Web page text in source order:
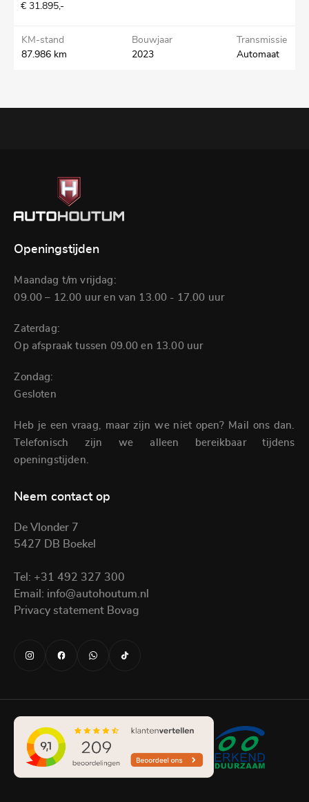
€ 31.895,-
KM-stand
87.986 km
Bouwjaar
2023
Transmissie
Automaat
Openingstijden
Maandag t/m vrijdag:
09.00 – 12.00 uur en van 13.00 - 17.00 uur
Zaterdag:
Op afspraak tussen 09.00 en 13.00 uur
Zondag:
Gesloten
Heb je een vraag, maar zijn we niet open? Mail ons dan.
Telefonisch zijn we alleen bereikbaar tijdens
openingstijden.
Neem contact op
De Vlonder 7
5427 DB Boekel
Tel: +31 492 327 300
Email: info@autohoutum.nl
Privacy statement Bovag